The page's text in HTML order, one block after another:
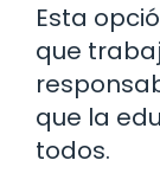
Esta
que
que la
todos.